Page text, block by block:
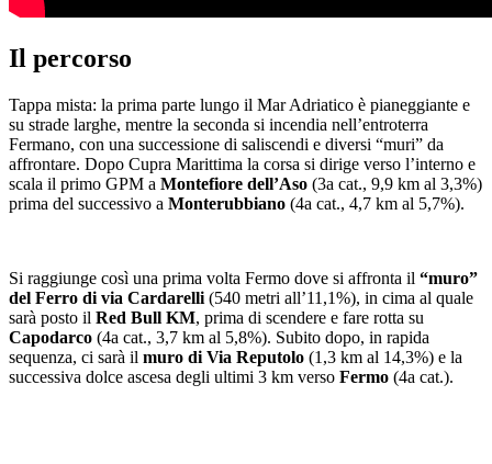
Il percorso
Tappa mista: la prima parte lungo il Mar Adriatico è pianeggiante e
su strade larghe, mentre la seconda si incendia nell’entroterra
Fermano, con una successione di saliscendi e diversi “muri” da
affrontare. Dopo Cupra Marittima la corsa si dirige verso l’interno e
scala il primo GPM a Montefiore dell’Aso (3a cat., 9,9 km al 3,3%)
prima del successivo a Monterubbiano (4a cat., 4,7 km al 5,7%).
Si raggiunge così una prima volta Fermo dove si affronta il “muro”
del Ferro di via Cardarelli (540 metri all’11,1%), in cima al quale
sarà posto il Red Bull KM, prima di scendere e fare rotta su
Capodarco (4a cat., 3,7 km al 5,8%). Subito dopo, in rapida
sequenza, ci sarà il muro di Via Reputolo (1,3 km al 14,3%) e la
successiva dolce ascesa degli ultimi 3 km verso Fermo (4a cat.).